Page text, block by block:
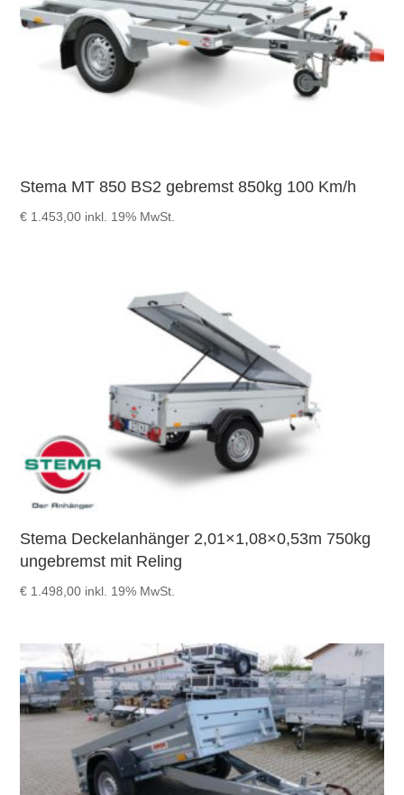
Stema MT 850 BS2 gebremst 850kg 100 Km/h
€ 1.453,00 inkl. 19% MwSt.
Stema Deckelanhänger 2,01×1,08×0,53m 750kg
ungebremst mit Reling
€ 1.498,00 inkl. 19% MwSt.